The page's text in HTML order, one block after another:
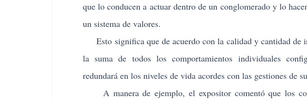
que lo conducen a actuar dentro de un conglomerado y lo
un sistema de valores.
Esto significa que de acuerdo con la calidad y cantidad de
la suma de todos los comportamientos individuales
redundará en los niveles de vida acordes con las gestiones de
A manera de ejemplo, el expositor comentó que los